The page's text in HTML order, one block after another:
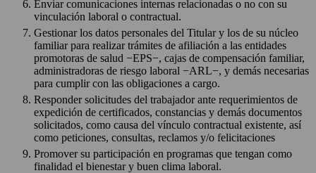
Enviar comunicaciones internas relacionadas o no con su
vinculación laboral o contractual.
Gestionar los datos personales del Titular y los de su núcleo
familiar para realizar trámites de afiliación a las entidades
promotoras de salud −EPS−, cajas de compensación familiar,
administradoras de riesgo laboral −ARL−, y demás necesarias
para cumplir con las obligaciones a cargo.
Responder solicitudes del trabajador ante requerimientos de
expedición de certificados, constancias y demás documentos
solicitados, como causa del vínculo contractual existente, así
como peticiones, consultas, reclamos y/o felicitaciones
Promover su participación en programas que tengan como
finalidad el bienestar y buen clima laboral.